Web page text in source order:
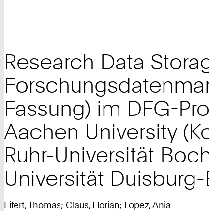
Research Data
Fassung) im DFG-
Aachen University
Ruhr-Universität
Universität
Eifert, Thomas; Claus, Florian; Lopez, Ania